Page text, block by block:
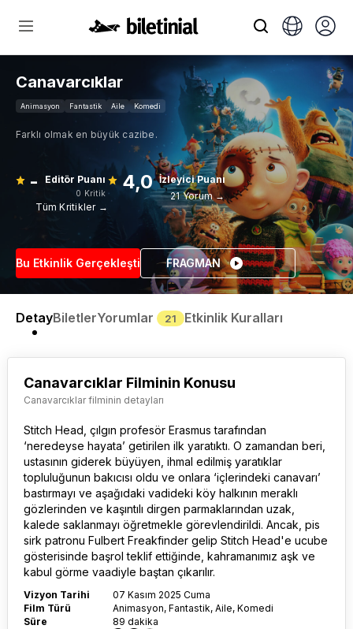
Canavarcıklar
Animasyon Fantastik Aile Komedi
Farklı olmak en büyük cazibe.
- Editör Puanı
0 Kritik
Tüm Kritikler →
4,0 İzleyici Puanı
21 Yorum →
Bu Etkinlik Gerçekleşti FRAGMAN
DetayBiletlerYorumlar 21 Etkinlik Kuralları
Canavarcıklar Filminin Konusu
Canavarcıklar filminin detayları
Stitch Head , çılgın profesör Erasmus tarafından
‘neredeyse hayata’ getirilen ilk yaratıktı. O zamandan beri,
ustasının giderek büyüyen, ihmal edilmiş yaratıklar
topluluğunun bakıcısı oldu ve onlara ‘içlerindeki canavarı’
bastırmayı ve aşağıdaki vadideki köy halkının meraklı
gözlerinden ve kaşıntılı dirgen parmaklarından uzak,
kalede saklanmayı öğretmekle görevlendirildi. Ancak, pis
sirk patronu Fulbert Freakfinder gelip Stitch Head'e ucube
gösterisinde başrol teklif ettiğinde, kahramanımız aşk ve
kabul görme vaadiyle baştan çıkarılır.
Vizyon Tarihi
07 Kasım 2025 Cuma
Film Türü
Animasyon, Fantastik, Aile, Komedi
Süre
89 dakika